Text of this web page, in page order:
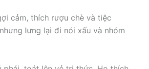
cảm, thích rượu chè và tiệc
lưng lại đi nói xấu và nhóm